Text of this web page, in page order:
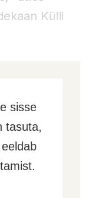
Külli
sisse
tasuta,